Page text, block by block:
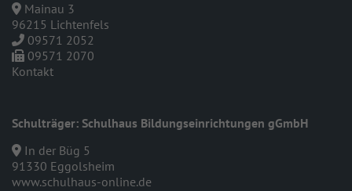
Mainau 3
96215 Lichtenfels
09571 2052
09571 2070
Kontakt
Schulträger: Schulhaus Bildungseinrichtungen gGmbH
In der Büg 5
91330 Eggolsheim
www.schulhaus-online.de